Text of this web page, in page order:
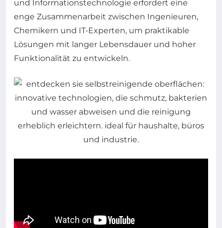
und Informationstechnologie erfordert eine
enge Zusammenarbeit zwischen Ingenieuren,
Chemikern und IT-Experten, um praktikable
Lösungen mit langer Lebensdauer und hoher
Funktionalität zu entwickeln.